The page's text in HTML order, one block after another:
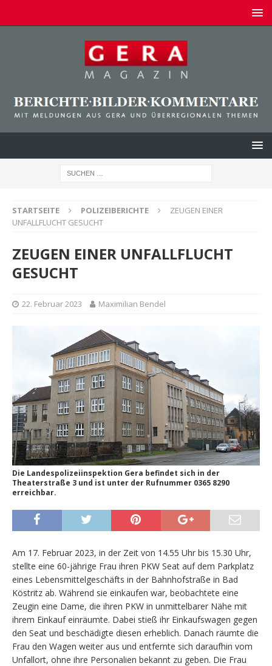
STARTSEITE POLIZEIBERICHTE
ZEUGEN EINER
UNFALLFLUCHT GESUCHT
ZEUGEN EINER UNFALLFLUCHT
GESUCHT
22. Februar 2023 Maximilian Bendel
Die Landespolizeiinspektion Gera befindet sich in der
Theaterstraße 3 und ist unter der Rufnummer 0365 8290
erreichbar.
Am 17. Februar 2023, in der Zeit von 14.55 Uhr bis 15.30 Uhr,
stellte eine 60-jährige Frau ihren PKW Seat auf dem Parkplatz
eines Lebensmittelgeschäfts in der Bahnhofstraße in Bad
Köstritz ab. Während sie einkaufen war, beobachtete eine
Zeugin eine Dame, die ihren PKW in unmittelbarer Nähe mit
ihrem Einkauf einräumte. Dabei stieß ihr Einkaufswagen gegen
den Seat und beschädigte diesen erheblich. Danach räumte die
Frau den Wagen weiter aus und entfernte sich daraufhin vom
Unfallort, ohne ihre Personalien bekannt zu geben. Die Frau